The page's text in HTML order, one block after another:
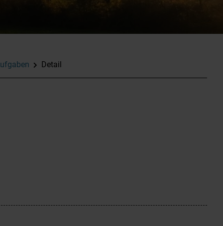
Detail